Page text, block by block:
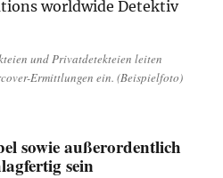
und Privatdetekteien leiten
Ermittlungen ein. (Beispielfoto)
sowie außerordentlich
sein